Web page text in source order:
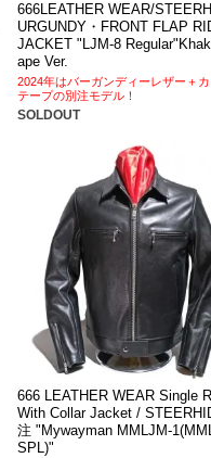
666LEATHER WEAR/
URGUNDY・FRONT FLAP
JACKET "LJM-8
ape Ver.
2024年はバーガンディーレザー＋
テープの別注モデル！
SOLDOUT
666 LEATHER WEAR Single
With Collar Jacket /
注 "Mywayman MMLJM-
SPL)"